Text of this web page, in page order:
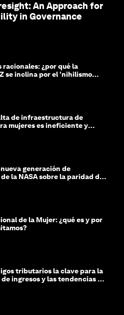
An Approach for
in Governance
racionales: ¿por qué la
se inclina por el 'nihilismo
de infraestructura de
mujeres es ineficiente y
generación de
la NASA sobre la paridad de
de la Mujer: ¿qué es y por
tributarios la clave para la
ingresos y las tendencias de